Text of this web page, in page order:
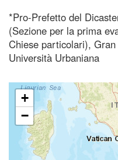
*Pro-Prefetto del
(Sezione per la prima
Chiese particolari),
Università Urbaniana
+
−